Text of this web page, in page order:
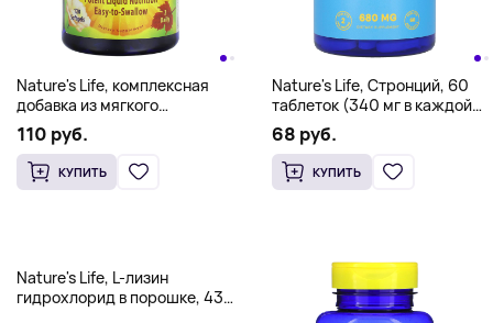
Nature's Life, комплексная
добавка из мягкого
желатина, 120 капсул
110 руб.
КУПИТЬ
Nature's Life, Стронций, 60
таблеток (340 мг в каждой
таблетке)
68 руб.
КУПИТЬ
Nature's Life, L-лизин
гидрохлорид в порошке, 435